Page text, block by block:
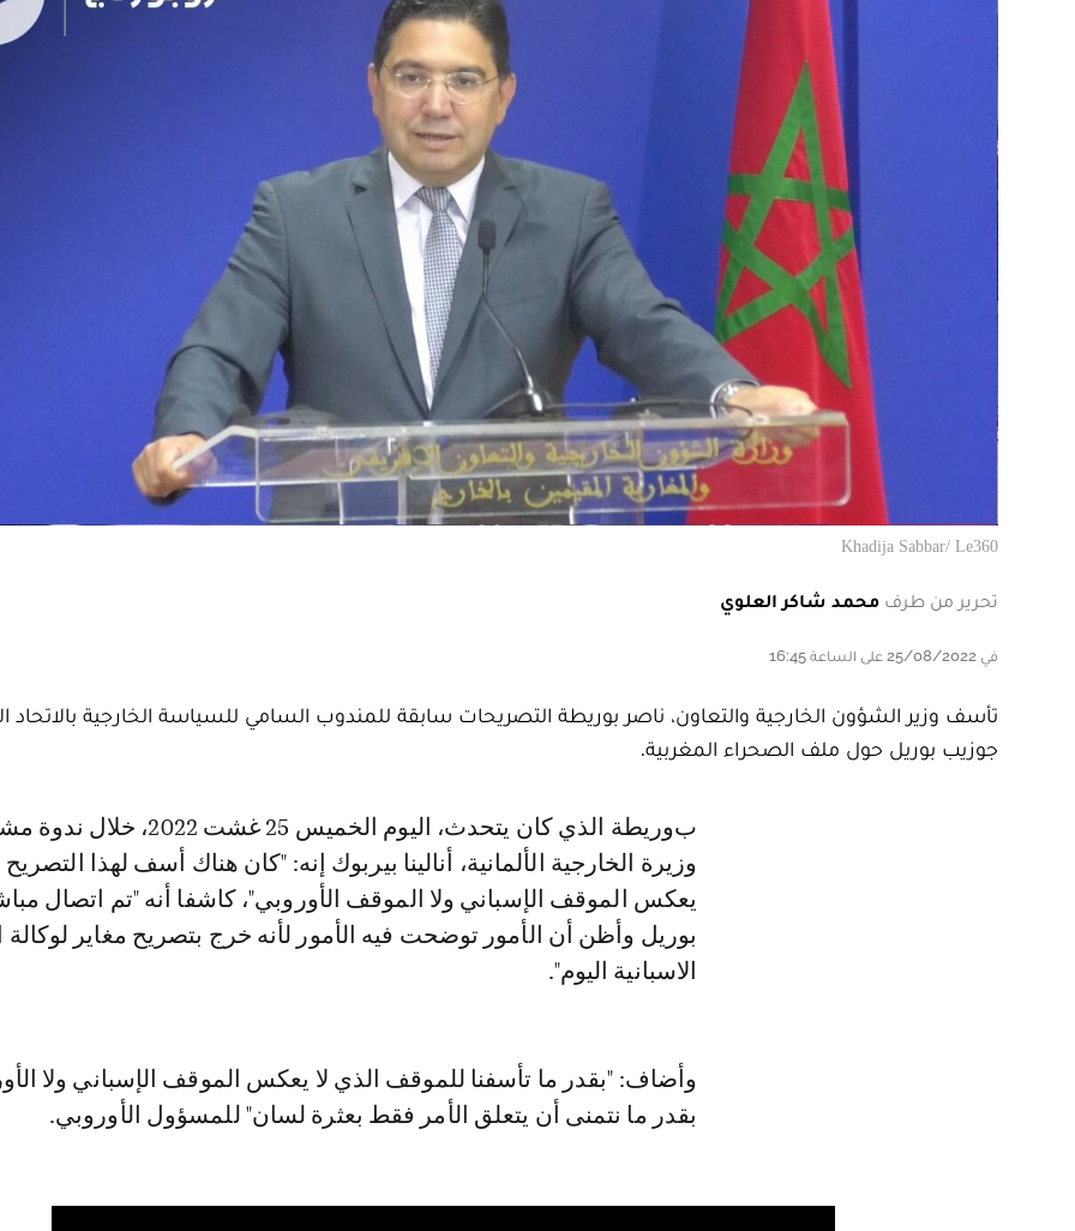
Khadija Sabbar/ Le360
تحرير من طرف محمد شاكر العلوي
في 25/08/2022 على الساعة 16:45
تأسف وزير الشؤون الخارجية والتعاون، ناصر بوريطة التصريحات سابقة للمندوب السامي للسياسة الخارجية بالاتحاد
جوزيب بوريل حول ملف الصحراء المغربية.
بوريطة الذي كان يتحدث، اليوم الخميس 25 غشت 2022، خلال ندوة مشتركة مع
وزيرة الخارجية الألمانية، أنالينا بيربوك إنه: "كان هناك أسف لهذا التصريح
يعكس الموقف الإسباني ولا الموقف الأوروبي"، كاشفا أنه "تم اتصال
بوريل وأظن أن الأمور توضحت فيه الأمور لأنه خرج بتصريح مغاير لوكالة
الاسبانية اليوم".
وأضاف: "بقدر ما تأسفنا للموقف الذي لا يعكس الموقف الإسباني ولا
بقدر ما نتمنى أن يتعلق الأمر فقط بعثرة لسان" للمسؤول الأوروبي.